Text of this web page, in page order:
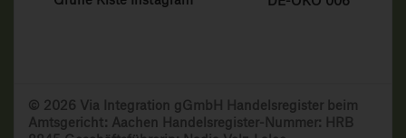
© 2026 Via Integration gGmbH Handelsregister beim
Amtsgericht: Aachen Handelsregister-Nummer: HRB